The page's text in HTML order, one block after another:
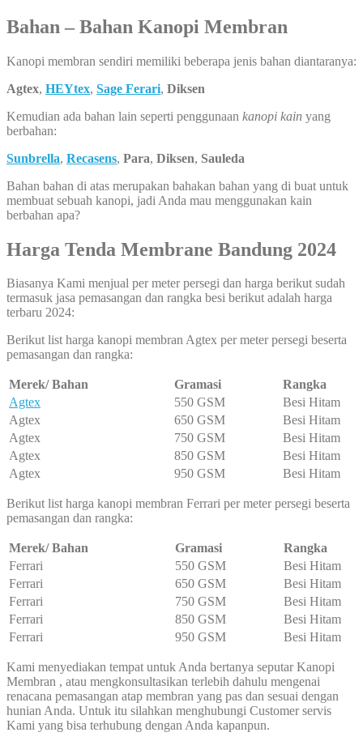
Bahan – Bahan Kanopi Membran
Kanopi membran sendiri memiliki beberapa jenis bahan diantaranya:
Agtex, HEYtex, Sage Ferari, Diksen
Kemudian ada bahan lain seperti penggunaan kanopi kain yang
berbahan:
Sunbrella, Recasens, Para, Diksen, Sauleda
Bahan bahan di atas merupakan bahakan bahan yang di buat untuk
membuat sebuah kanopi, jadi Anda mau menggunakan kain
berbahan apa?
Harga Tenda Membrane Bandung 2024
Biasanya Kami menjual per meter persegi dan harga berikut sudah
termasuk jasa pemasangan dan rangka besi berikut adalah harga
terbaru 2024:
Berikut list harga kanopi membran Agtex per meter persegi beserta
pemasangan dan rangka:
Merek/ Bahan Gramasi
Rangka
Agtex
550 GSM
Besi Hitam
Agtex
650 GSM
Besi Hitam
Agtex
750 GSM
Besi Hitam
Agtex
850 GSM
Besi Hitam
Agtex
950 GSM Besi Hitam
Berikut list harga kanopi membran Ferrari per meter persegi beserta
pemasangan dan rangka:
Merek/ Bahan Gramasi
Rangka
Ferrari
550 GSM
Besi Hitam
Ferrari
650 GSM
Besi Hitam
Ferrari
750 GSM
Besi Hitam
Ferrari
850 GSM
Besi Hitam
Ferrari
950 GSM Besi Hitam
Kami menyediakan tempat untuk Anda bertanya seputar Kanopi
Membran , atau mengkonsultasikan terlebih dahulu mengenai
renacana pemasangan atap membran yang pas dan sesuai dengan
hunian Anda. Untuk itu silahkan menghubungi Customer servis
Kami yang bisa terhubung dengan Anda kapanpun.